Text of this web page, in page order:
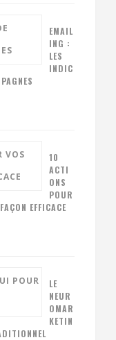
EMAIL
ING :
LES
INDIC
10
ACTI
ONS
POUR
EFFICACE
LE
NEUR
OMAR
KETIN